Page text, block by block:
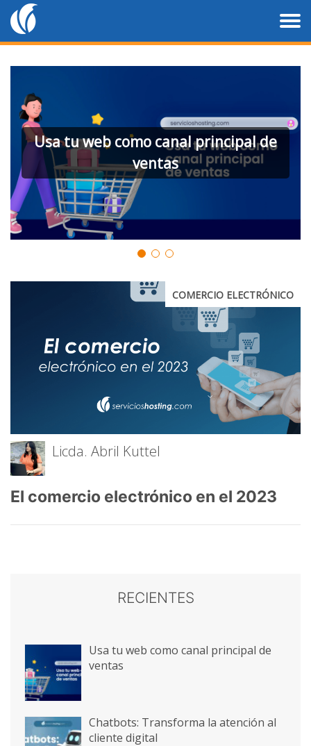
Usa tu web como canal principal de
ventas
COMERCIO ELECTRÓNICO
Licda. Abril Kuttel
El comercio electrónico en el 2023
RECIENTES
Usa tu web como canal principal de
ventas
Chatbots: Transforma la atención al
cliente digital